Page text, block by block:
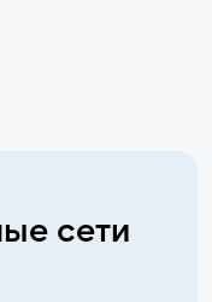
сети